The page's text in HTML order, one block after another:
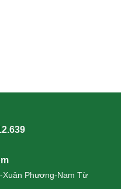
Xuân Phương-Nam Từ